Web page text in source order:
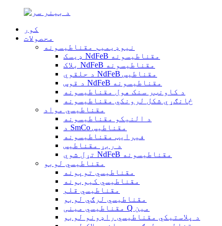
کور
محصولات
نیوډیمیم مقناطیسونه
ډیسک NdFeB مقناطیسونه
بلاک NdFeB مقناطیسونه
د حلقوي NdFeB مقناطیس
د قوس NdFeB مقناطیسونه
د کاونټر سنک هول مقناطیسونه
ځانګړي شکل لرونکي مقناطیسونه
مقناطیسي مواد
د النیکو مقناطیسونه
د SmCo مقناطیس
فیرایټ مقناطیسونه
د ربړ مقناطیس
تړل شوي NdFeB مقناطیسونه
مقناطیسي لوبو
مقناطیسي توپونه
مقناطیسي کیوبونه
مقناطیسي قلم
مقناطیسي لرګي لوبو
مقناطیسي مینی Q مین
د پلاستيکي مقناطیسي راډونو لوبو